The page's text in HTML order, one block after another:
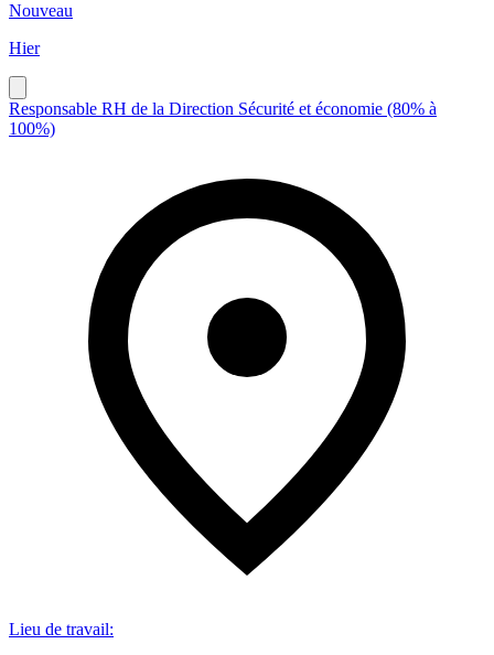
Nouveau
Hier
Responsable RH de la Direction Sécurité et économie (80% à
100%)
Lieu de travail: